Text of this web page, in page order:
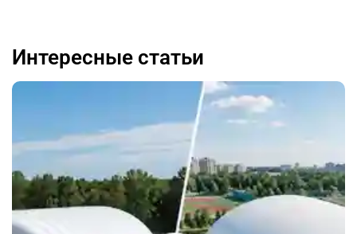
Интересные статьи